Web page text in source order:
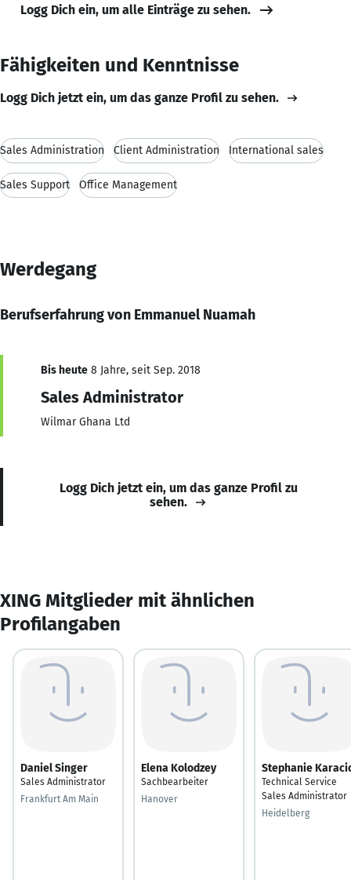
Logg Dich ein, um alle Einträge zu sehen.
Fähigkeiten und Kenntnisse
Logg Dich jetzt ein, um das ganze Profil zu sehen.
Sales Administration Client Administration International sales
Sales Support Office Management
Werdegang
Berufserfahrung von Emmanuel Nuamah
Bis heute 8 Jahre, seit Sep. 2018
Sales Administrator
Wilmar Ghana Ltd
Logg Dich jetzt ein, um das ganze Profil zu
sehen.
XING Mitglieder mit ähnlichen
Profilangaben
Daniel Singer
Sales Administrator
Frankfurt Am Main
Elena Kolodzey
Sachbearbeiter
Hanover
Stephanie
Technical Service
Sales Administrator
Heidelberg